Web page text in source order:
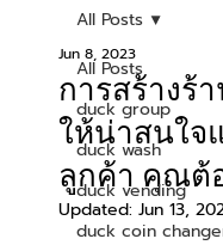
All Posts
duck group
duck wash
duck vending
duck coin
All Posts
การสร้างร้
ให้น่าสนใจ
ลูกค้า คุณต้
Jun 8, 2023
Updated: Jun 13,